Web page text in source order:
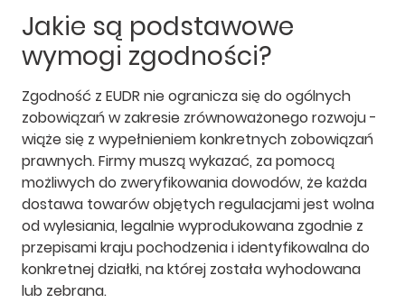
Jakie są podstawowe
wymogi zgodności?
Zgodność z EUDR nie ogranicza się do ogólnych
zobowiązań w zakresie zrównoważonego rozwoju -
wiąże się z wypełnieniem konkretnych zobowiązań
prawnych. Firmy muszą wykazać, za pomocą
możliwych do zweryfikowania dowodów, że każda
dostawa towarów objętych regulacjami jest wolna
od wylesiania, legalnie wyprodukowana zgodnie z
przepisami kraju pochodzenia i identyfikowalna do
konkretnej działki, na której została wyhodowana
lub zebrana.